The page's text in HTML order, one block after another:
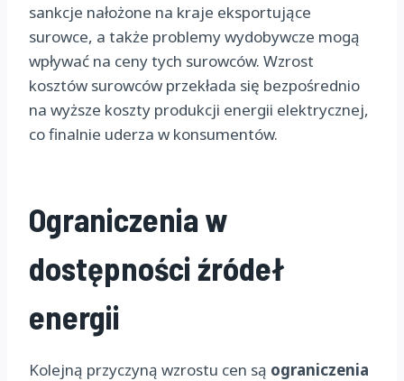
sankcje nałożone na kraje eksportujące
surowce, a także problemy wydobywcze mogą
wpływać na ceny tych surowców. Wzrost
kosztów surowców przekłada się bezpośrednio
na wyższe koszty produkcji energii elektrycznej,
co finalnie uderza w konsumentów.
Ograniczenia w
dostępności źródeł
energii
Kolejną przyczyną wzrostu cen są ograniczenia